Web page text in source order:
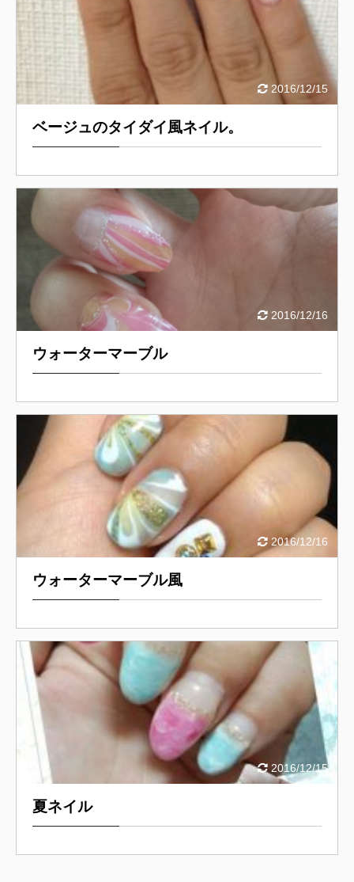
2016/12/15
ベージュのタイダイ風ネイル。
2016/12/16
ウォーターマーブル
2016/12/16
ウォーターマーブル風
2016/12/15
夏ネイル